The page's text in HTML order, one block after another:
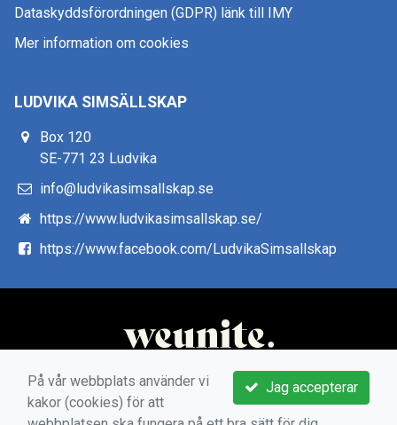
Dataskyddsförordningen (GDPR) länk till IMY
Mer information om cookies
LUDVIKA SIMSÄLLSKAP
Box 120
SE-771 23 Ludvika
info@ludvikasimsallskap.se
https://www.ludvikasimsallskap.se/
https://www.facebook.com/LudvikaSimsallskap
Jag accepterar
På vår webbplats använder vi
kakor (cookies) för att